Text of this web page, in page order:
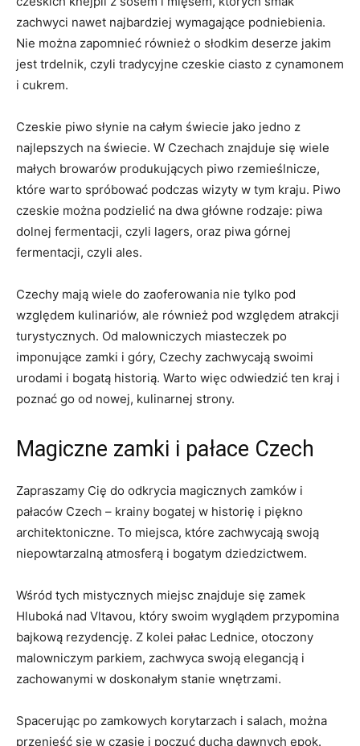
zachwyci nawet najbardziej‌ wymagające⁤ podniebienia.
Nie można zapomnieć również o słodkim deserze ​jakim
jest trdelnik, czyli tradycyjne czeskie ciasto z cynamonem
i cukrem.
Czeskie piwo ‌słynie na całym świecie jako⁢ jedno z
‍najlepszych na świecie. W ‌Czechach znajduje ⁤się wiele
małych browarów produkujących piwo rzemieślnicze, ​
które‍ warto spróbować podczas wizyty w tym kraju. Piwo
⁤czeskie można podzielić na dwa główne rodzaje: piwa
⁢dolnej fermentacji, czyli lagers, oraz piwa ​górnej
‍fermentacji, czyli ales.
Czechy mają wiele do zaoferowania nie‍ tylko pod
względem kulinariów, ale również pod względem atrakcji
⁣turystycznych.‌ Od malowniczych miasteczek po
imponujące zamki i góry, Czechy zachwycają⁣ swoimi
urodami i bogatą historią. Warto ⁢więc odwiedzić ‌ten kraj i
poznać go ⁢od ​nowej, kulinarnej strony.
Magiczne zamki i pałace ⁤Czech
Zapraszamy Cię ‍do‌ odkrycia magicznych ⁤zamków i‌
pałaców Czech – krainy bogatej w historię i piękno​
architektoniczne. To miejsca, które ​zachwycają‌ swoją‍
niepowtarzalną atmosferą i bogatym dziedzictwem.
Wśród⁢ tych⁣ mistycznych miejsc​ znajduje się zamek⁣
Hluboká​ nad​ Vltavou, który swoim wyglądem ‍przypomina
bajkową‍ rezydencję. Z kolei⁤ pałac Lednice, otoczony
malowniczym parkiem, zachwyca swoją elegancją i
zachowanymi ​w doskonałym stanie wnętrzami.
Spacerując po ​zamkowych‍ korytarzach i⁤ salach, można
przenieść się ​w⁣ czasie i poczuć ducha dawnych epok.